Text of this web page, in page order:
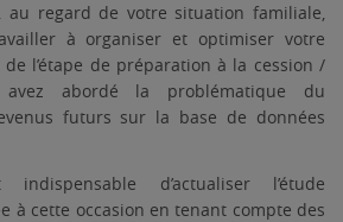
au regard de votre situation familiale,
à organiser et optimiser votre
l’étape de préparation à la cession /
avez abordé la problématique du
futurs sur la base de données
d’actualiser l’étude
à cette occasion en tenant compte des